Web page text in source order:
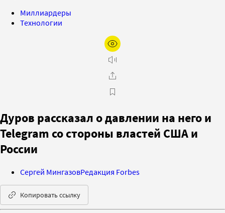
Миллиардеры
Технологии
Дуров рассказал о давлении на него и
Telegram со стороны властей США и
России
Сергей МингазовРедакция Forbes
Копировать ссылку